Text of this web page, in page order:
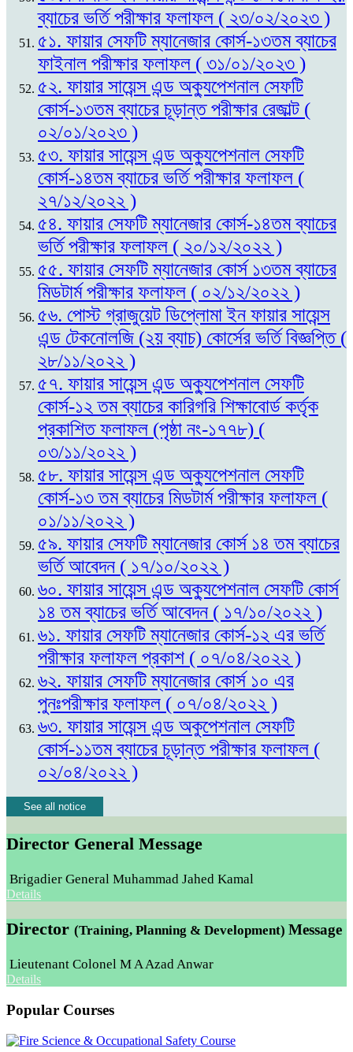
ব্যাচের ভর্তি পরীক্ষার ফলাফল ( ২৩/০২/২০২৩ )
৫১. ফায়ার সেফটি ম্যানেজার কোর্স-১৩তম ব্যাচের
ফাইনাল পরীক্ষার ফলাফল ( ৩১/০১/২০২৩ )
৫২. ফায়ার সায়েন্স এন্ড অক্যুপেশনাল সেফটি
কোর্স-১৩তম ব্যাচের চূড়ান্ত পরীক্ষার রেজাল্ট (
০২/০১/২০২৩ )
৫৩. ফায়ার সায়েন্স এন্ড অক্যুপেশনাল সেফটি
কোর্স-১৪তম ব্যাচের ভর্তি পরীক্ষার ফলাফল (
২৭/১২/২০২২ )
৫৪. ফায়ার সেফটি ম্যানেজার কোর্স-১৪তম ব্যাচের
ভর্তি পরীক্ষার ফলাফল ( ২০/১২/২০২২ )
৫৫. ফায়ার সেফটি ম্যানেজার কোর্স ১৩তম ব্যাচের
মিডটার্ম পরীক্ষার ফলাফল ( ০২/১২/২০২২ )
৫৬. পোস্ট গ্রাজুয়েট ডিপ্লোমা ইন ফায়ার সায়েন্স
এন্ড টেকনোলজি (২য় ব্যাচ) কোর্সের ভর্তি বিজ্ঞপ্তি (
২৮/১১/২০২২ )
৫৭. ফায়ার সায়েন্স এন্ড অক্যুপেশনাল সেফটি
কোর্স-১২ তম ব্যাচের কারিগরি শিক্ষাবোর্ড কর্তৃক
প্রকাশিত ফলাফল (পৃষ্ঠা নং-১৭৭৮) (
০৩/১১/২০২২ )
৫৮. ফায়ার সায়েন্স এন্ড অক্যুপেশনাল সেফটি
কোর্স-১৩ তম ব্যাচের মিডটার্ম পরীক্ষার ফলাফল (
০১/১১/২০২২ )
৫৯. ফায়ার সেফটি ম্যানেজার কোর্স ১৪ তম ব্যাচের
ভর্তি আবেদন ( ১৭/১০/২০২২ )
৬০. ফায়ার সায়েন্স এন্ড অক্যুপেশনাল সেফটি কোর্স
১৪ তম ব্যাচের ভর্তি আবেদন ( ১৭/১০/২০২২ )
৬১. ফায়ার সেফটি ম্যানেজার কোর্স-১২ এর ভর্তি
পরীক্ষার ফলাফল প্রকাশ ( ০৭/০৪/২০২২ )
৬২. ফায়ার সেফটি ম্যানেজার কোর্স ১০ এর
পুনঃপরীক্ষার ফলাফল ( ০৭/০৪/২০২২ )
৬৩. ফায়ার সায়েন্স এন্ড অকুপেশনাল সেফটি
কোর্স-১১তম ব্যাচের চূড়ান্ত পরীক্ষার ফলাফল (
০২/০৪/২০২২ )
See all notice
Director General Message
Brigadier General Muhammad Jahed Kamal
Details
Director (Training, Planning & Development) Message
Lieutenant Colonel M A Azad Anwar
Details
Popular Courses